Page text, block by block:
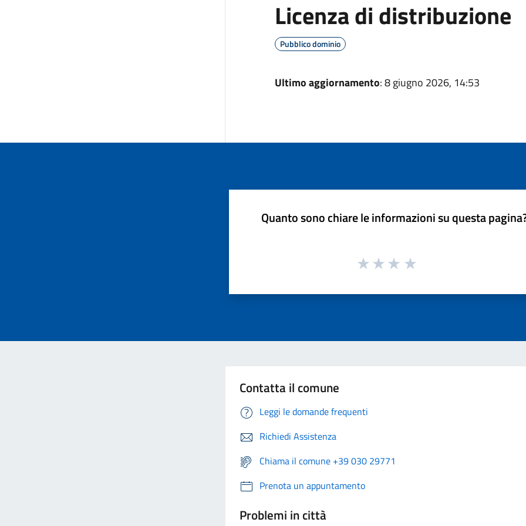
Licenza di distribuzione
Pubblico dominio
Ultimo aggiornamento: 8 giugno 2026, 14:53
Quanto sono chiare le informazioni su questa
Contatta il comune
Leggi le domande frequenti
Richiedi Assistenza
Chiama il comune +39 030 29771
Prenota un appuntamento
Problemi in città